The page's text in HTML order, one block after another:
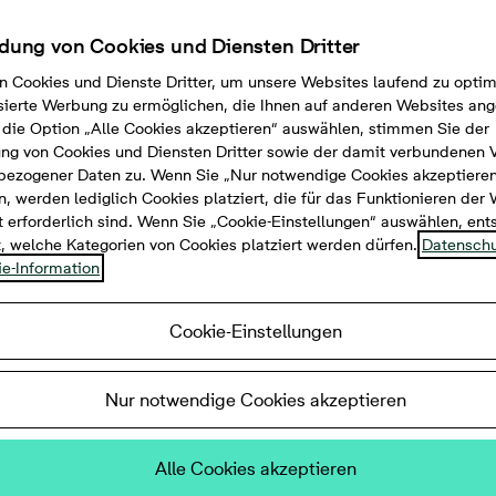
42 m², 189.900 €
Keller, Energieeffizienzklasse
von Cookies und Diensten Dritter
Cookies und Dienste Dritter, um unsere Websites laufend zu
Werbung zu ermöglichen, die Ihnen auf anderen Websites
Option „Alle Cookies akzeptieren“ auswählen, stimmen Sie der
von Cookies und Diensten Dritter sowie der damit verbundenen
Daten zu. Wenn Sie „Nur notwendige Cookies
werden lediglich Cookies platziert, die für das Funktionieren der
erforderlich sind. Wenn Sie „Cookie-Einstellungen“ auswählen,
welche Kategorien von Cookies platziert werden dürfen.
Information
Cookie-Einstellungen
Nur notwendige Cookies akzeptieren
Alle Cookies akzeptieren